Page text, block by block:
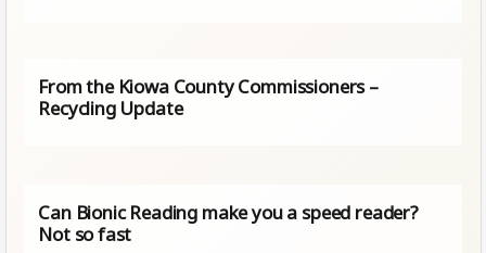
From the Kiowa County Commissioners –
Recycling Update
Can Bionic Reading make you a speed reader?
Not so fast